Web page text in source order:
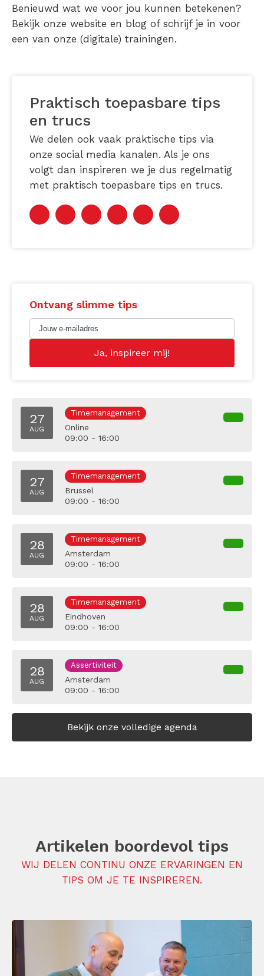
Benieuwd wat we voor jou kunnen betekenen?
Bekijk onze website en blog of schrijf je in voor
een van onze (digitale) trainingen.
Praktisch toepasbare tips
en trucs
We delen ook vaak praktische tips via
onze social media kanalen. Als je ons
volgt dan inspireren we je dus regelmatig
met praktisch toepasbare tips en trucs.
Ontvang slimme tips
27
AUG
Timemanagement
Online
09:00 - 16:00
27
AUG
Timemanagement
Brussel
09:00 - 16:00
28
AUG
Timemanagement
Amsterdam
09:00 - 16:00
28
AUG
Timemanagement
Eindhoven
09:00 - 16:00
28
AUG
Assertiviteit
Amsterdam
09:00 - 16:00
Bekijk onze volledige agenda
Artikelen boordevol tips
WIJ DELEN CONTINU ONZE ERVARINGEN EN
TIPS OM JE TE INSPIREREN.